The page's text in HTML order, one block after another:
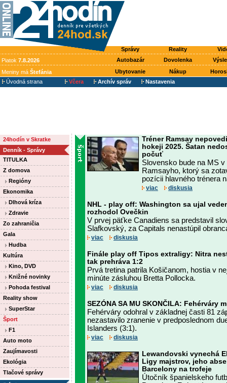
Správy Reality
Piatok 7.8.2026 Autobazár Dovolenka
Meniny má Štefánia Ubytovanie Nákup
Úvodná strana
Včera Archív správ Nastavenia
24hodín v Skratke
Denník - Správy
TITULKA
Z domova
Regióny
Ekonomika
Dlhová kríza
Zdravie
Zo zahraničia
Gala
Hudba
Kultúra
Kino, DVD
Knižné novinky
Pohoda festival
Reality show
SuperStar
Šport
F1
Auto moto
Zaujímavosti
Ekológia
Tlačové správy
Tréner Ramsay
hokeji 2025. Šatan
počuť
Slovensko bude na MS
Ramsayho, ktorý sa
pozícii hlavného trénera
viac diskusia
NHL - play off: Washington sa ujal
rozhodol Ovečkin
V prvej päťke Canadiens sa predstavil
Slafkovský, za Capitals nenastúpil
viac diskusia
Finále play off Tipos extraligy: Nitra
tak prehráva 1:2
Prvá tretina patrila Košičanom, hostia v
minúte zásluhou Bretta Pollocka.
viac diskusia
SEZÓNA SA MU SKONČILA: Fehérváry
Fehérváry odohral v základnej časti 81
nezastavilo zranenie v predposlednom
Islanders (3:1).
viac diskusia
Lewandovski vynechá
Ligy majstrov, jeho
Barcelony na trofeje
Útočník španielskeho